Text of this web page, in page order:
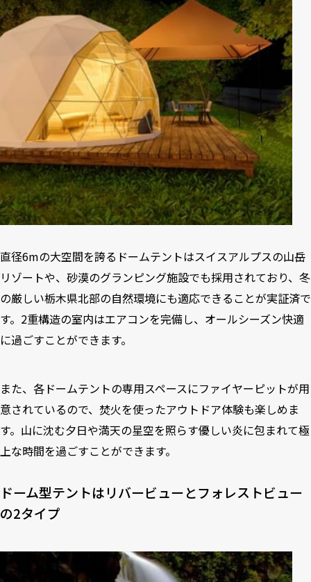
直径6mの大空間を誇るドームテントはスイスアルプスの山岳
リゾートや、砂漠のグランピング施設でも採用されており、冬
の厳しい栃木県北部の自然環境にも適応できることが実証済で
す。2重構造の室内はエアコンを完備し、オールシーズン快適
に過ごすことができます。
また、各ドームテントの専用スペースにファイヤーピットが用
意されているので、焚火を使ったアウトドア体験も楽しめま
す。山に沈む夕日や満天の星空を照らす優しい炎に包まれて極
上な時間を過ごすことができます。
ドーム型テントはリバービューとフォレストビュー
の2タイプ